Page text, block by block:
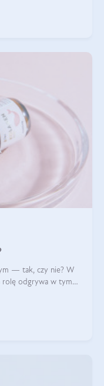
— tak, czy nie? W
rolę odgrywa w tym